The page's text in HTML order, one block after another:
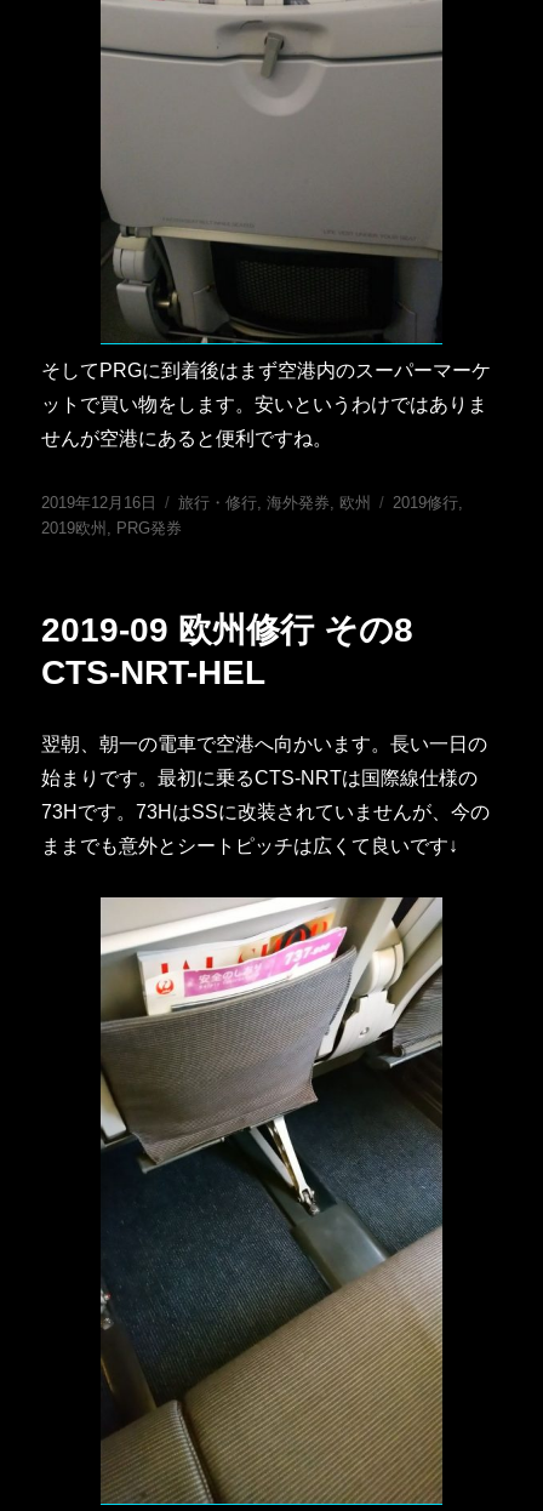
そしてPRGに到着後はまず空港内のスーパーマーケ
ットで買い物をします。安いというわけではありま
せんが空港にあると便利ですね。
投
稿
2019年12月16日
カ
テ
旅行・修行,海外発券, 欧州
タ
2019修行,
2019欧州 , PRG発券
2019-09 欧州修行 その8
CTS-NRT-HEL
翌朝、朝一の電車で空港へ向かいます。長い一日の
始まりです。最初に乗るCTS-NRTは国際線仕様の
73Hです。73HはSSに改装されていませんが、今の
ままでも意外とシートピッチは広くて良いです↓